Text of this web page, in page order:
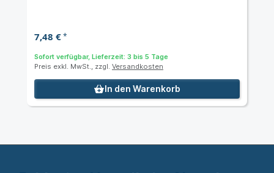
7,48 €*
Sofort verfügbar, Lieferzeit: 3 bis 5 Tage
Preis exkl. MwSt., zzgl. Versandkosten
In den Warenkorb